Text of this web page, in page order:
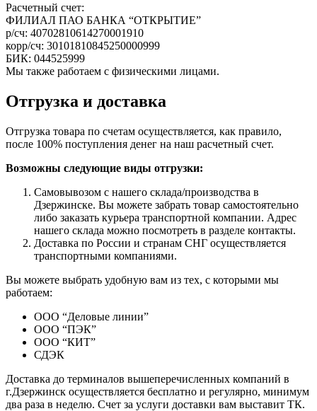
Расчетный счет:
ФИЛИАЛ ПАО БАНКА “ОТКРЫТИЕ”
р/сч: 40702810614270001910
корр/сч: 30101810845250000999
БИК: 044525999
Мы также работаем с физическими лицами.
Отгрузка и доставка
Отгрузка товара по счетам осуществляется, как правило,
после 100% поступления денег на наш расчетный счет.
Возможны следующие виды отгрузки:
Самовывозом с нашего склада/производства в
Дзержинске. Вы можете забрать товар самостоятельно
либо заказать курьера транспортной компании. Адрес
нашего склада можно посмотреть в разделе контакты.
Доставка по России и странам СНГ осуществляется
транспортными компаниями.
Вы можете выбрать удобную вам из тех, с которыми мы
работаем:
ООО “Деловые линии”
ООО “ПЭК”
ООО “КИТ”
СДЭК
Доставка до терминалов вышеперечисленных компаний в
г.Дзержинск осуществляется бесплатно и регулярно, минимум
два раза в неделю. Счет за услуги доставки вам выставит ТК.